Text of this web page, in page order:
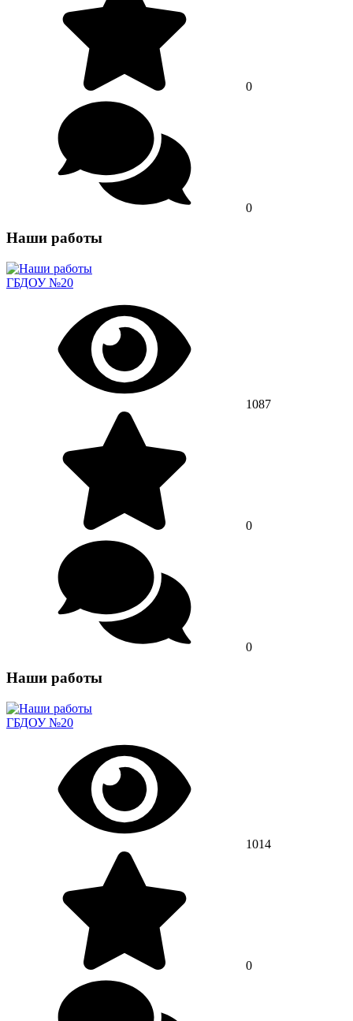
0
0
Наши работы
ГБДОУ №20
1087
0
0
Наши работы
ГБДОУ №20
1014
0